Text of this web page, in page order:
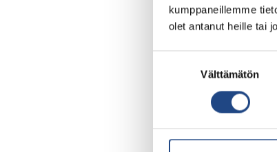
kumppaneillemme
olet antanut heille tai
Välttämätön